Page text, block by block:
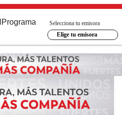
Programa
Selecciona tu emisora
Elige tu emisora